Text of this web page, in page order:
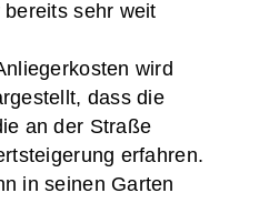
sehr weit
wird
dass die
an der Straße
erfahren.
in seinen Garten